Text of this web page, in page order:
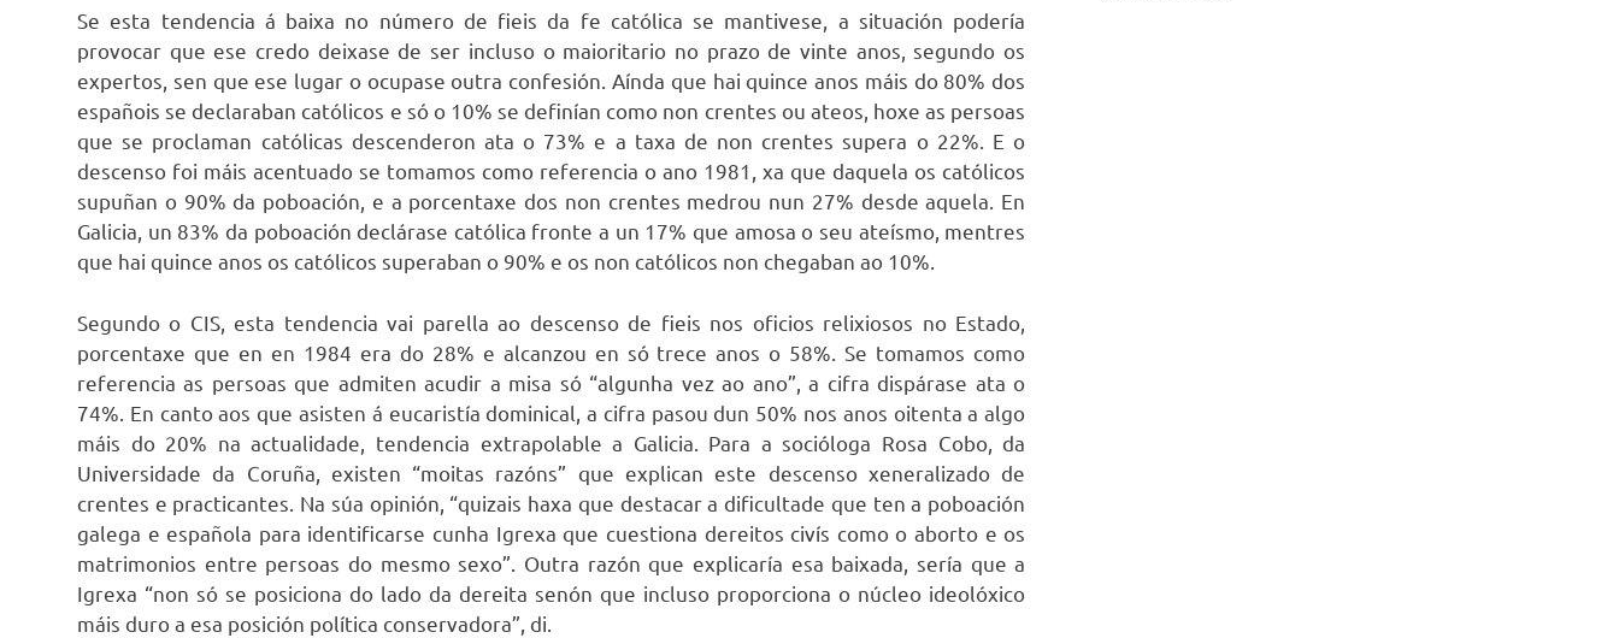
Se esta tendencia á baixa no número de fieis da fe católica se mantivese, a situación podería
provocar que ese credo deixase de ser incluso o maioritario no prazo de vinte anos, segundo os
expertos, sen que ese lugar o ocupase outra confesión. Aínda que hai quince anos máis do 80% dos
españois se declaraban católicos e só o 10% se definían como non crentes ou ateos, hoxe as persoas
que se proclaman católicas descenderon ata o 73% e a taxa de non crentes supera o 22%. E o
descenso foi máis acentuado se tomamos como referencia o ano 1981, xa que daquela os católicos
supuñan o 90% da poboación, e a porcentaxe dos non crentes medrou nun 27% desde aquela. En
Galicia, un 83% da poboación declárase católica fronte a un 17% que amosa o seu ateísmo, mentres
que hai quince anos os católicos superaban o 90% e os non católicos non chegaban ao 10%.
Segundo o CIS, esta tendencia vai parella ao descenso de fieis nos oficios relixiosos no Estado,
porcentaxe que en en 1984 era do 28% e alcanzou en só trece anos o 58%. Se tomamos como
referencia as persoas que admiten acudir a misa só “algunha vez ao ano”, a cifra dispárase ata o
74%. En canto aos que asisten á eucaristía dominical, a cifra pasou dun 50% nos anos oitenta a algo
máis do 20% na actualidade, tendencia extrapolable a Galicia. Para a socióloga Rosa Cobo, da
Universidade da Coruña, existen “moitas razóns” que explican este descenso xeneralizado de
crentes e practicantes. Na súa opinión, “quizais haxa que destacar a dificultade que ten a poboación
galega e española para identificarse cunha Igrexa que cuestiona dereitos civís como o aborto e os
matrimonios entre persoas do mesmo sexo”. Outra razón que explicaría esa baixada, sería que a
Igrexa “non só se posiciona do lado da dereita senón que incluso proporciona o núcleo ideolóxico
máis duro a esa posición política conservadora”, di.